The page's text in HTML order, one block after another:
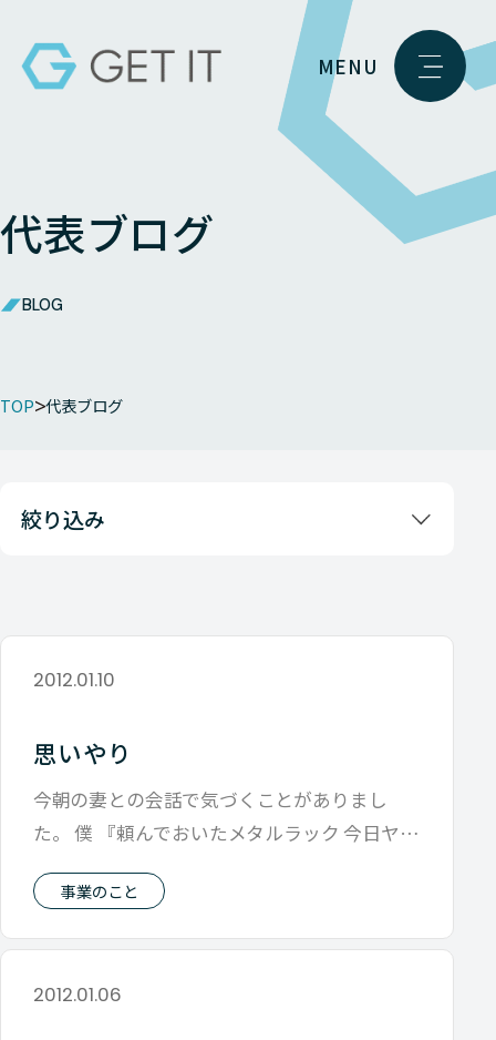
MENU
代表ブログ
BLOG
TOP 代表ブログ
絞り込み
2012.01.10
思いやり
今朝の妻との会話で気づくことがありまし
た。 僕 『頼んでおいたメタルラック 今日ヤマ
事業のこと
2012.01.06